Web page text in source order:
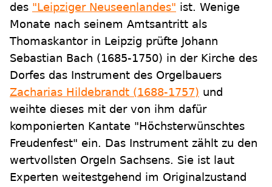
des "Leipziger Neuseenlandes" ist. Wenige
Monate nach seinem Amtsantritt als
Thomaskantor in Leipzig prüfte Johann
Sebastian Bach (1685-1750) in der Kirche des
Dorfes das Instrument des Orgelbauers
Zacharias Hildebrandt (1688-1757) und
weihte dieses mit der von ihm dafür
komponierten Kantate "Höchsterwünschtes
Freudenfest" ein. Das Instrument zählt zu den
wertvollsten Orgeln Sachsens. Sie ist laut
Experten weitestgehend im Originalzustand